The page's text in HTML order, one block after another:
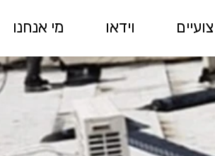
וידאו מי אנחנו